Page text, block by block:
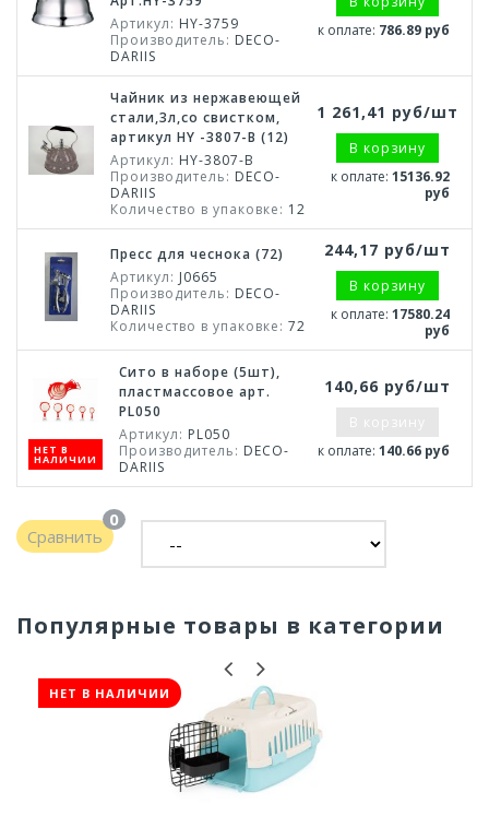
Артикул: HY-3759
Производитель: DECO-
DARIIS
к оплате: 786.89 руб
Чайник из нержавеющей
стали,3л,со свистком,
артикул HY -3807-B (12)
Артикул: HY-3807-B
Производитель: DECO-
DARIIS
Количество в упаковке: 12
1 261,41 руб/шт
В корзину
к оплате: 15136.92
руб
Пресс для чеснока (72)
Артикул: J0665
Производитель: DECO-
DARIIS
Количество в упаковке: 72
244,17 руб/шт
В корзину
к оплате: 17580.24
руб
НЕТ В
НАЛИЧИИ
Сито в наборе (5шт),
пластмассовое арт.
PL050
Артикул: PL050
Производитель: DECO-
DARIIS
140,66 руб/шт
В корзину
к оплате: 140.66 руб
Сравнить
0
Популярные товары в категории
НЕТ В НАЛИЧИИ